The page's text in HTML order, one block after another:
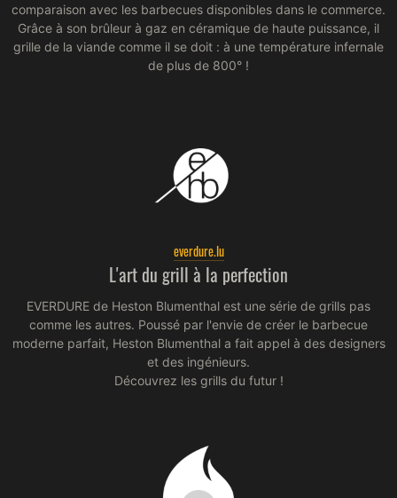
comparaison avec les barbecues disponibles dans le commerce.
Grâce à son brûleur à gaz en céramique de haute puissance, il
grille de la viande comme il se doit : à une température infernale
de plus de 800° !
everdure.lu
L'art du grill à la perfection
EVERDURE de Heston Blumenthal est une série de grills pas
comme les autres. Poussé par l'envie de créer le barbecue
moderne parfait, Heston Blumenthal a fait appel à des designers
et des ingénieurs.
Découvrez les grills du futur !